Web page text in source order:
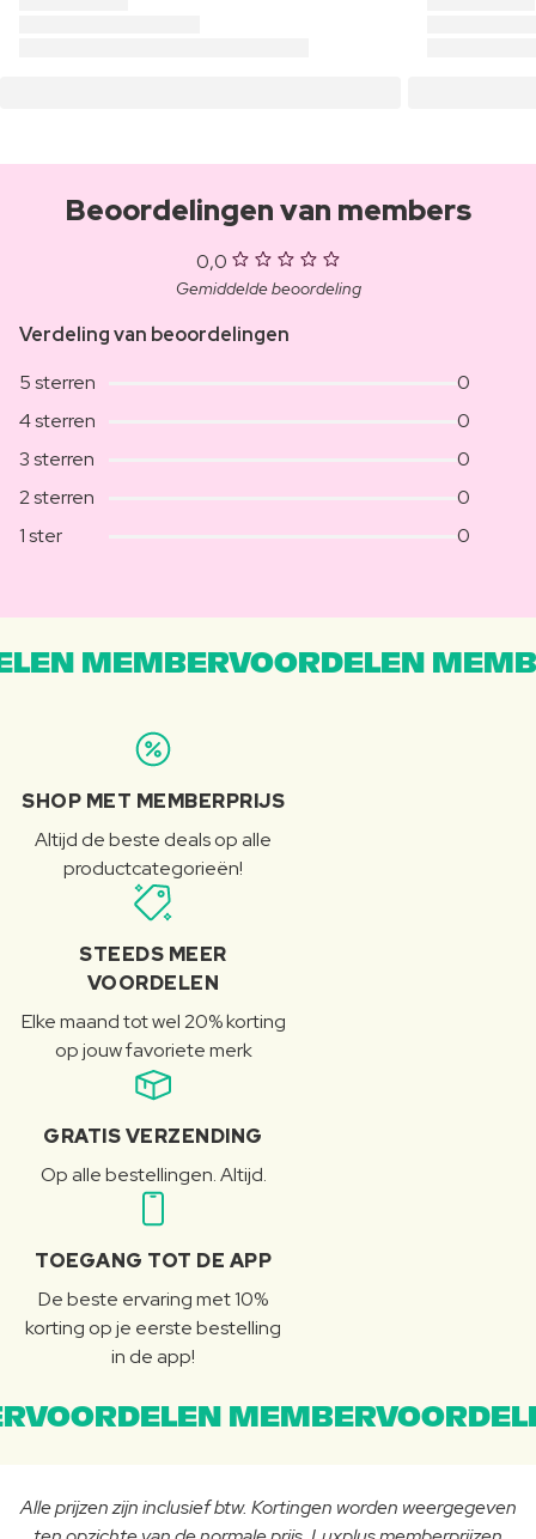
Beoordelingen van members
0,0
Gemiddelde beoordeling
Verdeling van beoordelingen
5 sterren
0
4 sterren
0
3 sterren
0
2 sterren
0
1 ster
0
MEMBERVOORDELEN
SHOP MET MEMBERPRIJS
Altijd de beste deals op alle
productcategorieën!
STEEDS MEER
VOORDELEN
Elke maand tot wel 20% korting
op jouw favoriete merk
GRATIS VERZENDING
Op alle bestellingen. Altijd.
TOEGANG TOT DE APP
De beste ervaring met 10%
korting op je eerste bestelling
in de app!
Alle prijzen zijn inclusief btw. Kortingen worden weergegeven